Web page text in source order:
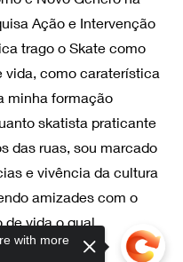
Ação e Intervenção
trago o Skate como
vida, como caraterística
minha formação
skatista praticante
das ruas, sou marcado
e vivência da cultura
amizades com o
de vida o qual
diretamente a
with more